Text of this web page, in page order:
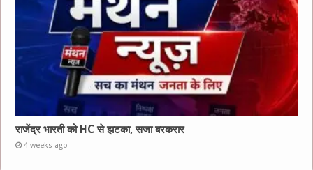
राजेंद्र भारती को HC से झटका, सजा बरकरार
4 weeks ago